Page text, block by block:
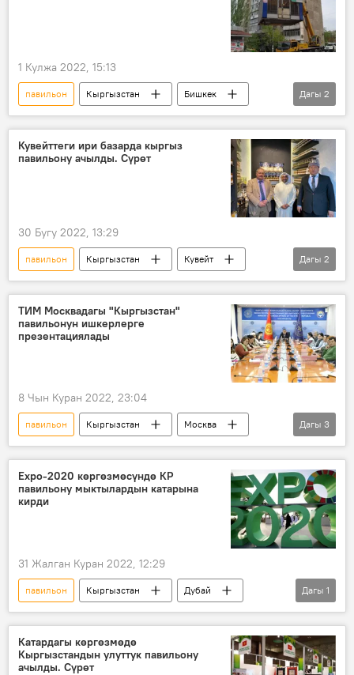
1 Кулжа 2022, 15:13
павильон Кыргызстан
Бишкек
мэрия
киоск
Дагы 2
Кувейттеги ири базарда кыргыз
павильону ачылды. Сүрөт
30 Бугу 2022, 13:29
павильон Кыргызстан
Кувейт
элчилик
бал
Дагы 2
ТИМ Москвадагы "Кыргызстан"
павильонун ишкерлерге
презентациялады
8 Чын Куран 2022, 23:04
павильон Кыргызстан
Москва
ТИМ
көргөзмө презентация
Дагы 3
Expo-2020 көргөзмөсүндө КР
павильону мыктылардын катарына
кирди
31 Жалган Куран 2022, 12:29
павильон Кыргызстан
Дубай
жеңиш
Дагы 1
Катардагы көргөзмөдө
Кыргызстандын улуттук павильону
ачылды. Сүрөт